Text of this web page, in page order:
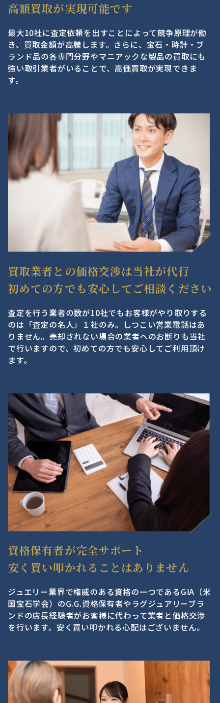
高額買取が実現可能です
最大10社に査定依頼を出すことによって競争原理が働
き、買取金額が高騰します。さらに、宝石・時計・ブ
ランド品の各専門分野やマニアックな製品の買取にも
強い取引業者がいることで、高価買取が実現できま
す。
買取業者との価格交渉は当社が代行
初めての方でも安心してご相談ください
査定を行う業者の数が10社でもお客様がやり取りする
のは「査定の名人」１社のみ。しつこい営業電話はあ
りません。売却されない場合の業者へのお断りも当社
で行いますので、初めての方でも安心してご利用頂け
ます。
資格保有者が完全サポート
安く買い叩かれることはありません
ジュエリー業界で権威のある資格の一つであるGIA（米
国宝石学会）のG.G.資格保有者やラグジュアリーブラ
ンドの店長経験者がお客様に代わって業者と価格交渉
を行います。安く買い叩かれる心配はございません。